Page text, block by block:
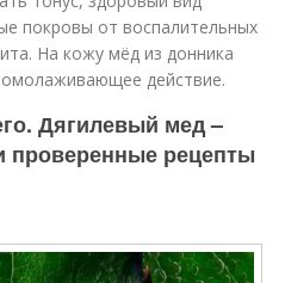
покровы от воспалительных
На кожу мёд из донника
действие.
Дягилевый мед –
проверенные рецепты